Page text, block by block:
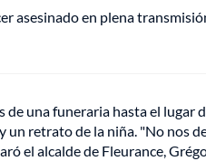
asesinado en plena
una funeraria hasta el lugar
un retrato de la niña. "No nos
el alcalde de Fleurance,